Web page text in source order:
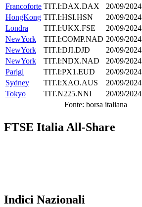
Francoforte TIT.I:DAX.DAX 20/09/2024
HongKong TIT.I:HSI.HSN 20/09/2024
Londra
TIT.I:UKX.FSE 20/09/2024
NewYork
TIT.I:COMP.NAD 20/09/2024
NewYork
TIT.I:DJI.DJD 20/09/2024
NewYork
TIT.I:NDX.NAD 20/09/2024
Parigi
TIT.I:PX1.EUD 20/09/2024
Sydney
TIT.I:XAO.AUS 20/09/2024
Tokyo
TIT.N225.NNI 20/09/2024
Fonte: borsa italiana
FTSE Italia All-Share
Indici Nazionali